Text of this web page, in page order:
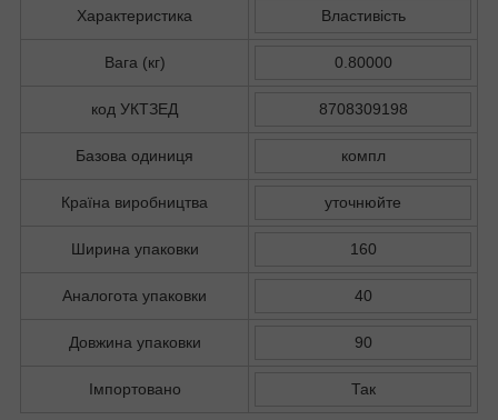
Характеристика Властивість
Вага (кг) 0.80000
код УКТЗЕД 8708309198
Базова одиниця компл
Країна виробництва уточнюйте
Ширина упаковки 160
Аналогота упаковки 40
Довжина упаковки 90
Імпортовано Так